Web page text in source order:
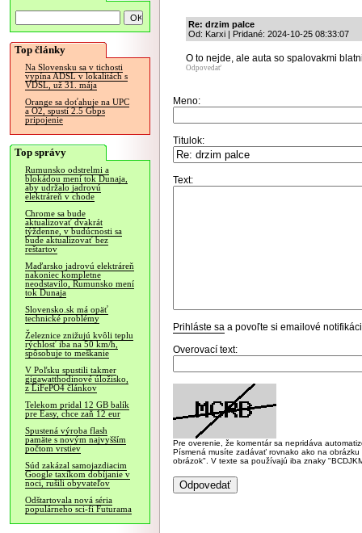
Top články
Na Slovensku sa v tichosti
vypína ADSL v lokalitách s
VDSL, už 31. mája
Orange sa doťahuje na UPC
a O2, spustí 2.5 Gbps
pripojenie
Top správy
Rumunsko odstrelmi a
blokádou mení tok Dunaja,
aby udržalo jadrovú
elektráreň v chode
Chrome sa bude
aktualizovať dvakrát
týždenne, v budúcnosti sa
bude aktualizovať bez
reštartov
Maďarsko jadrovú elektráreň
nakoniec kompletne
neodstavilo, Rumunsko mení
tok Dunaja
Slovensko.sk má opäť
technické problémy
Železnice znižujú kvôli teplu
rýchlosť iba na 50 km/h,
spôsobuje to meškanie
V Poľsku spustili takmer
gigawatthodinové úložisko,
z LiFePO4 článkov
Telekom pridal 12 GB balík
pre Easy, chce zaň 12 eur
Spustená výroba flash
pamäte s novým najvyšším
počtom vrstiev
Súd zakázal samojazdiacim
Google taxíkom dobíjanie v
noci, rušili obyvateľov
Odštartovala nová séria
populárneho sci-fi Futurama
Re: drzim palce
Od: Karxi | Pridané: 2024-10-25 08:33:07
O to nejde, ale auta so spalovakmi
Odpovedať
Meno:
Titulok:
Text:
Prihláste sa a povoľte si emailové
Overovací text:
Pre overenie, že komentár sa nepridáva
Písmená musíte zadávať rovnako ako na
obrázok". V texte sa používajú iba znaky